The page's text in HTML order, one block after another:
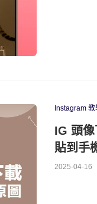
Instagram 教
IG 頭
貼到手
2025-04-16